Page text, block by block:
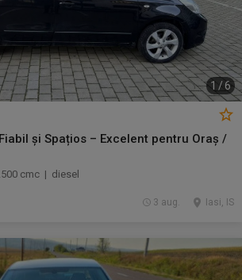
1 /6
și Spațios – Excelent pentru Oraș /
cmc | diesel
Iasi, IS
3 aug.